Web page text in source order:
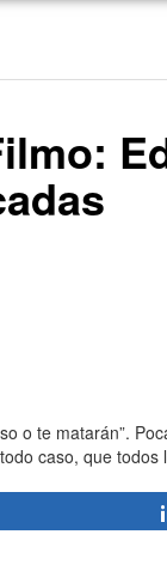
o te matarán”.
caso, que